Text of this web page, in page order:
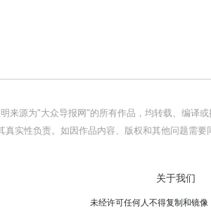
来源为"大众导报网"的所有作品，均转载、编译
真实性负责。如因作品内容、版权和其他问题需
关于我们
未经许可任何人不得复制和镜